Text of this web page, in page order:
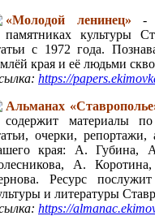
«Молодой ленинец» -
памятниках культуры
с 1972 года.
края и её людьми
https://
Альманах
содержит материалы по
очерки,
края: А. Губина,
А.
Ресурс
и литературы
https://